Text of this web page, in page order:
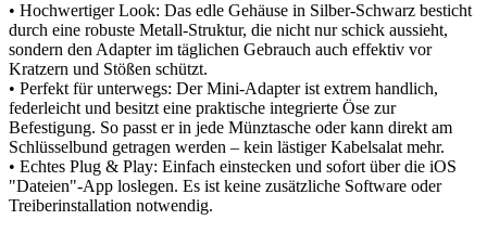
• Hochwertiger Look: Das edle Gehäuse in Silber-Schwarz besticht
durch eine robuste Metall-Struktur, die nicht nur schick aussieht,
sondern den Adapter im täglichen Gebrauch auch effektiv vor
Kratzern und Stößen schützt.
• Perfekt für unterwegs: Der Mini-Adapter ist extrem handlich,
federleicht und besitzt eine praktische integrierte Öse zur
Befestigung. So passt er in jede Münztasche oder kann direkt am
Schlüsselbund getragen werden – kein lästiger Kabelsalat mehr.
• Echtes Plug & Play: Einfach einstecken und sofort über die iOS
"Dateien"-App loslegen. Es ist keine zusätzliche Software oder
Treiberinstallation notwendig.